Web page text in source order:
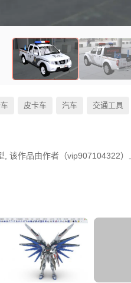
皮卡车 汽车 交通工具
该作品由作者（vip907104322